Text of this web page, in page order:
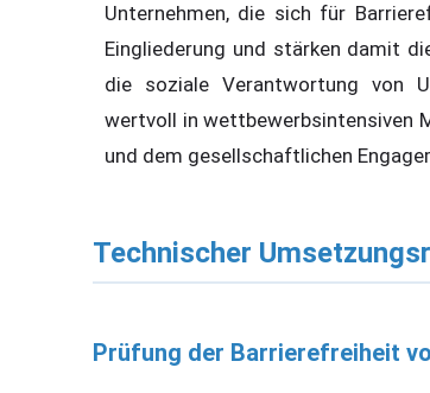
Unternehmen, die sich für
Eingliederung und stärken damit
die soziale Verantwortung von
wertvoll in wettbewerbsintensiven
und dem gesellschaftlichen
Technischer
Prüfung der Barrierefreiheit